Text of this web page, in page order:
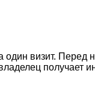
один визит. Перед